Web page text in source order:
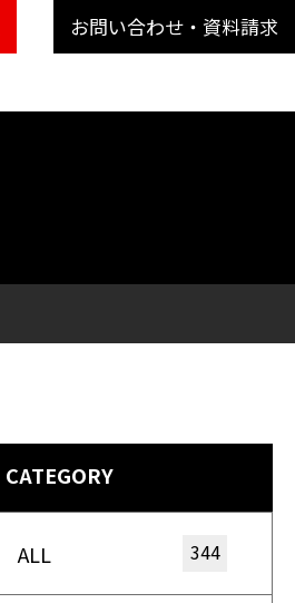
お問い合わせ・資料請求
CATEGORY
ALL 344